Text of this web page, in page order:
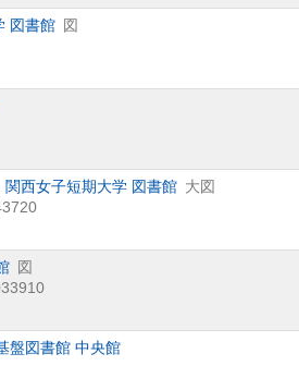
図書館 図
西女子短期大学 図書館 大図
図
盤図書館 中央館